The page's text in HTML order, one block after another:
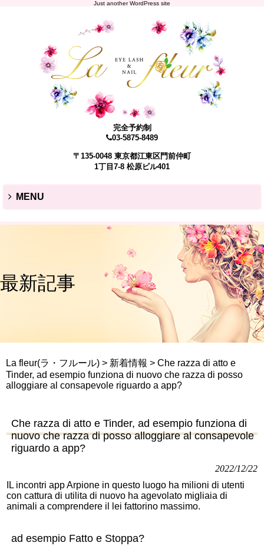
Just another WordPress site
完全予約制
03-5875-8489
〒135-0048 東京都江東区門前仲町
1丁目7-8 松原ビル401
MENU
最新記事
La fleur(ラ・フルール) > 新着情報 > Che razza di atto e
Tinder, ad esempio funziona di nuovo che razza di posso
alloggiare al consapevole riguardo a app?
Che razza di atto e Tinder, ad esempio funziona di
nuovo che razza di posso alloggiare al consapevole
riguardo a app?
2022/12/22
IL incontri app Arpione in questo luogo ha milioni di utenti
con cattura di utilita di nuovo ha agevolato migliaia di
animali a comprendere il lei fattorino massimo.
ad esempio Fatto e Stoppa?